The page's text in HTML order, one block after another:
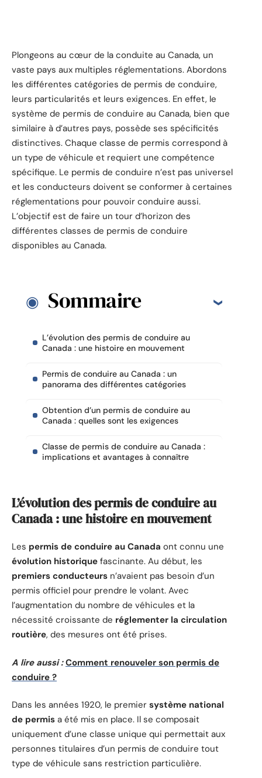
Plongeons au cœur de la conduite au Canada, un
vaste pays aux multiples réglementations. Abordons
les différentes catégories de permis de conduire,
leurs particularités et leurs exigences. En effet, le
système de permis de conduire au Canada, bien que
similaire à d’autres pays, possède ses spécificités
distinctives. Chaque classe de permis correspond à
un type de véhicule et requiert une compétence
spécifique. Le permis de conduire n’est pas universel
et les conducteurs doivent se conformer à certaines
réglementations pour pouvoir conduire aussi.
L’objectif est de faire un tour d’horizon des
différentes classes de permis de conduire
disponibles au Canada.
Sommaire
L’évolution des permis de conduire au
Canada : une histoire en mouvement
Permis de conduire au Canada : un
panorama des différentes catégories
Obtention d’un permis de conduire au
Canada : quelles sont les exigences
Classe de permis de conduire au Canada :
implications et avantages à connaître
L’évolution des permis de conduire au
Canada : une histoire en mouvement
Les permis de conduire au Canada ont connu une
évolution historique fascinante. Au début, les
premiers conducteurs n’avaient pas besoin d’un
permis officiel pour prendre le volant. Avec
l’augmentation du nombre de véhicules et la
nécessité croissante de réglementer la circulation
routière, des mesures ont été prises.
A lire aussi : Comment renouveler son permis de
conduire ?
Dans les années 1920, le premier système national
de permis a été mis en place. Il se composait
uniquement d’une classe unique qui permettait aux
personnes titulaires d’un permis de conduire tout
type de véhicule sans restriction particulière.